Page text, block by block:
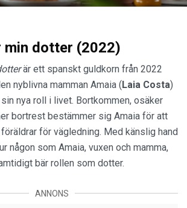
min dotter (2022)
är ett spanskt guldkorn från 2022
nyblivna mamman Amaia (Laia Costa)
nya roll i livet. Bortkommen, osäker
bortrest bestämmer sig Amaia för att
för vägledning. Med känslig hand
någon som Amaia, vuxen och mamma,
bär rollen som dotter.
ANNONS